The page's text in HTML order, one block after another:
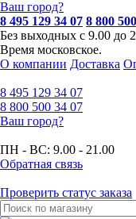
Ваш город?
8 495 129 34 07 8 800
Без выходных с 9.00 до
Время московское.
О компании Доставка
8 495 129 34 07
8 800 500 34 07
Ваш город?
ПН - ВС: 9.00 - 21.00
Обратная связь
Проверить статус заказа